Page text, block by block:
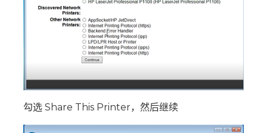
勾选 Share This Printer，然后继续